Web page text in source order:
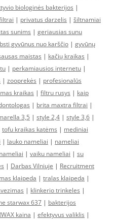
biologinės bakterijos |
| privatus darzelis | šiltnamiai
sunims | geriausias sunu
gyvūnus nuo karščio | gyvūnų
maistas | kačių kraikas |
| perkamiausios internetu |
| zooprekės | profesionalūs
kraikas | filtru rusys | kaip
| brita maxtra filtrai |
3,5 | style 2,4 | style 3,6 |
tofu kraikas katėms | mediniai
| lauko nameliai | nameliai
| vaiku nameliai | su
| Darbas Vilniuje | Recruitment
klaipeda | tralas klaipeda |
| klinkerio trinkeles |
starwax 637 | bakterijos
kaina | efektyvus valiklis |